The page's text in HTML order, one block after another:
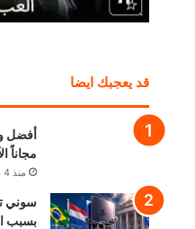
قد يعجبك ايضا
مجاناً
منذ 4 دقائق
بسبب